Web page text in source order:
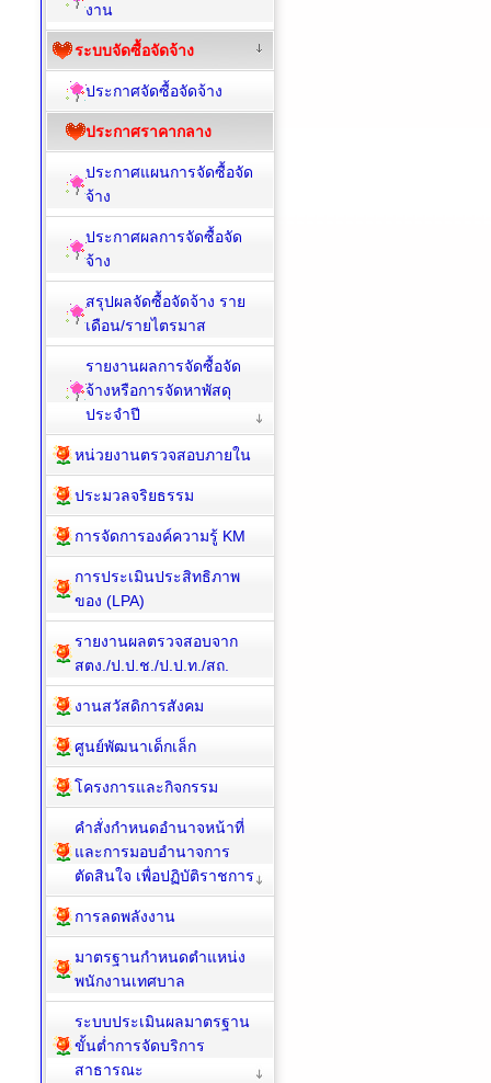
งาน
ระบบจัดซื้อจัดจ้าง
ประกาศจัดซื้อจัดจ้าง
ประกาศราคากลาง
ประกาศแผนการจัดซื้อจัด
จ้าง
ประกาศผลการจัดซื้อจัด
จ้าง
สรุปผลจัดซื้อจัดจ้าง ราย
เดือน/รายไตรมาส
รายงานผลการจัดซื้อจัด
จ้างหรือการจัดหาพัสดุ
ประจำปี
หน่วยงานตรวจสอบภายใน
ประมวลจริยธรรม
การจัดการองค์ความรู้ KM
การประเมินประสิทธิภาพ
ของ (LPA)
รายงานผลตรวจสอบจาก
สตง./ป.ป.ช./ป.ป.ท./สถ.
งานสวัสดิการสังคม
ศูนย์พัฒนาเด็กเล็ก
โครงการและกิจกรรม
คำสั่งกำหนดอำนาจหน้าที่
และการมอบอำนาจการ
ตัดสินใจ เพื่อปฏิบัติราชการ
การลดพลังงาน
มาตรฐานกำหนดตำแหน่ง
พนักงานเทศบาล
ระบบประเมินผลมาตรฐาน
ขั้นต่ำการจัดบริการ
สาธารณะ